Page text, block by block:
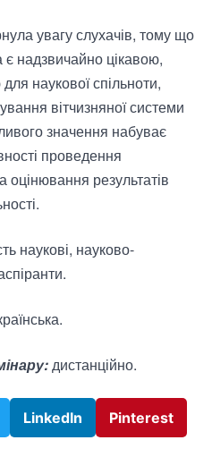
увагу слухачів, тому що
надзвичайно цікавою,
наукової спільноти,
вітчизняної системи
значення набуває
проведення
оцінювання результатів
наукові, науково-
дистанційно.
LinkedIn Pinterest